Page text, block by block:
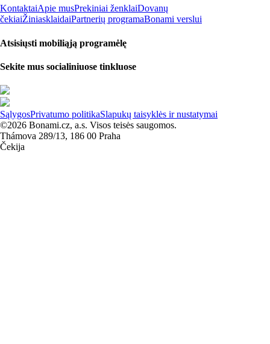
KontaktaiApie musPrekiniai ženklaiDovanų
čekiaiŽiniasklaidaiPartnerių programaBonami verslui
Atsisiųsti mobiliąją programėlę
Sekite mus socialiniuose tinkluose
SąlygosPrivatumo politikaSlapukų taisyklės ir nustatymai
©2026 Bonami.cz, a.s. Visos teisės saugomos.
Thámova 289/13, 186 00 Praha
Čekija